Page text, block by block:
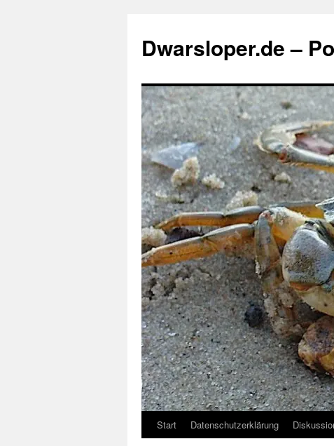
springen
Dwarsloper.de –
Start Datenschutzerklärung